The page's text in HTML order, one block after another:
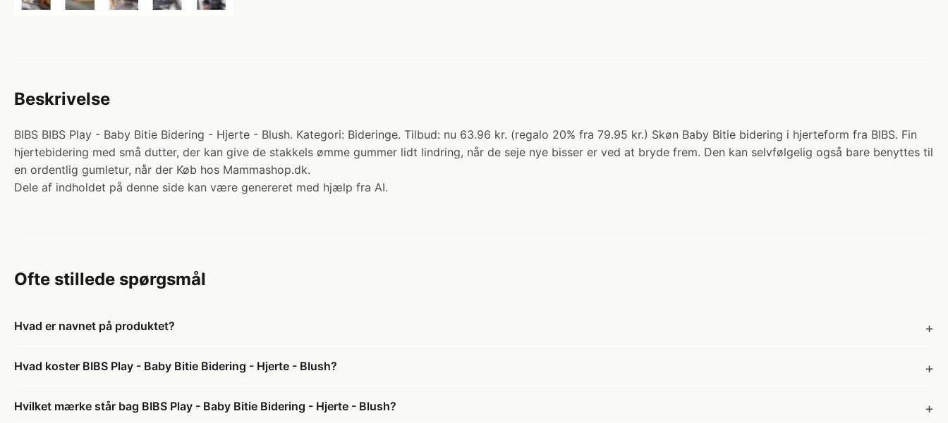
Beskrivelse
BIBS BIBS Play - Baby Bitie Bidering - Hjerte - Blush. Kategori: Bideringe. Tilbud: nu 63.96 kr. (regalo 20% fra 79.95 kr.) Skøn Baby Bitie bidering i hjerteform fra BIBS. Fin
hjertebidering med små dutter, der kan give de stakkels ømme gummer lidt lindring, når de seje nye bisser er ved at bryde frem. Den kan selvfølgelig også bare benyttes til
en ordentlig gumletur, når der Køb hos Mammashop.dk.
Dele af indholdet på denne side kan være genereret med hjælp fra AI.
Ofte stillede spørgsmål
Hvad er navnet på produktet?
Hvad koster BIBS Play - Baby Bitie Bidering - Hjerte - Blush?
Hvilket mærke står bag BIBS Play - Baby Bitie Bidering - Hjerte - Blush?